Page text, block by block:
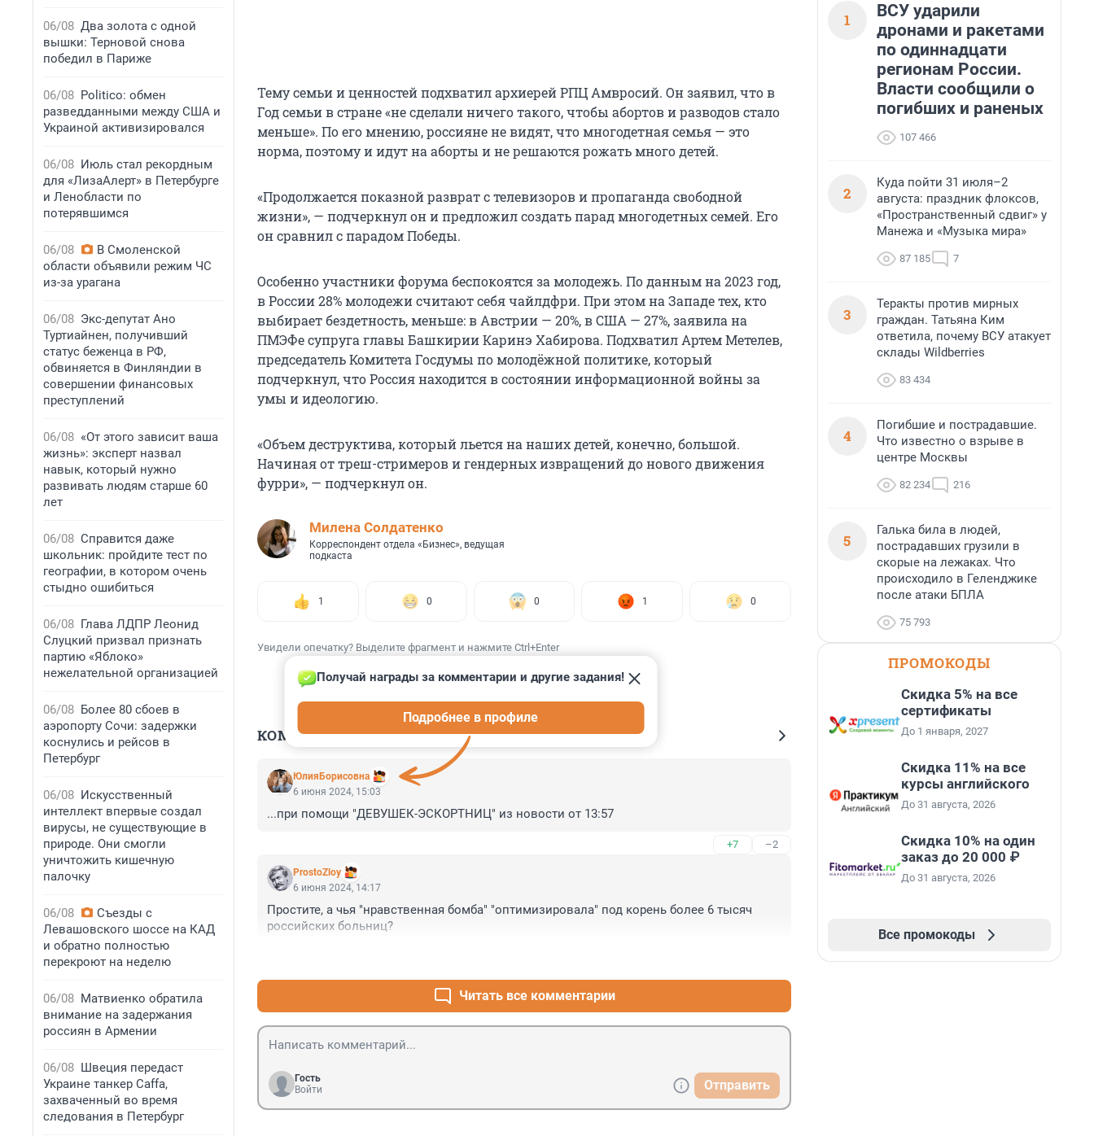
06/08 Два золота с одной
вышки: Терновой снова
победил в Париже
06/08 Politico: обмен
разведданными между США и
Украиной активизировался
06/08 Июль стал рекордным
для «ЛизаАлерт» в Петербурге
и Ленобласти по
потерявшимся
06/08
В Смоленской
области объявили режим ЧС
из-за урагана
06/08 Экс-депутат Ано
Туртиайнен, получивший
статус беженца в РФ,
обвиняется в Финляндии в
совершении финансовых
преступлений
06/08 «От этого зависит ваша
жизнь»: эксперт назвал
навык, который нужно
развивать людям старше 60
лет
06/08 Справится даже
школьник: пройдите тест по
географии, в котором очень
стыдно ошибиться
06/08 Глава ЛДПР Леонид
Слуцкий призвал признать
партию «Яблоко»
нежелательной организацией
06/08 Более 80 сбоев в
аэропорту Сочи: задержки
коснулись и рейсов в
Петербург
06/08 Искусственный
интеллект впервые создал
вирусы, не существующие в
природе. Они смогли
уничтожить кишечную
палочку
06/08
Съезды с
Левашовского шоссе на КАД
и обратно полностью
перекроют на неделю
06/08 Матвиенко обратила
внимание на задержания
россиян в Армении
06/08 Швеция передаст
Украине танкер Caffa,
захваченный во время
следования в Петербург
Тему семьи и ценностей подхватил архиерей РПЦ Амвросий. Он заявил, что в
Год семьи в стране «не сделали ничего такого, чтобы абортов и разводов стало
меньше». По его мнению, россияне не видят, что многодетная семья — это
норма, поэтому и идут на аборты и не решаются рожать много детей.
«Продолжается показной разврат с телевизоров и пропаганда свободной
жизни», — подчеркнул он и предложил создать парад многодетных семей. Его
он сравнил с парадом Победы.
Особенно участники форума беспокоятся за молодежь. По данным на 2023 год,
в России 28% молодежи считают себя чайлдфри. При этом на Западе тех, кто
выбирает бездетность, меньше: в Австрии — 20%, в США — 27%, заявила на
ПМЭФе супруга главы Башкирии Каринэ Хабирова. Подхватил Артем Метелев,
председатель Комитета Госдумы по молодёжной политике, который
подчеркнул, что Россия находится в состоянии информационной войны за
умы и идеологию.
«Объем деструктива, который льется на наших детей, конечно, большой.
Начиная от треш-стримеров и гендерных извращений до нового движения
фурри», — подчеркнул он.
Милена Солдатенко
Корреспондент отдела «Бизнес», ведущая
подкаста
1 0 0 1 0
Увидели опечатку? Выделите фрагмент и нажмите Ctrl+Enter
КОММЕНТАРИИ 59
ЮлияБорисовна
Получай награды за комментарии и другие задания!
Подробнее в профиле
6 июня 2024, 15:03
...при помощи "ДЕВУШЕК-ЭСКОРТНИЦ" из новости от 13:57
+7 –2
ProstoZloy
6 июня 2024, 14:17
Простите, а чья "нравственная бомба" "оптимизировала" под корень более 6 тысяч
российских больниц?
Читать все комментарии
Гость
Войти
Отправить
1
ВСУ ударили
дронами и ракетами
по одиннадцати
регионам России.
Власти сообщили о
погибших и раненых
107 466
2
Куда пойти 31 июля–2
августа: праздник флоксов,
«Пространственный сдвиг» у
Манежа и «Музыка мира»
87 185 7
3
Теракты против мирных
граждан. Татьяна Ким
ответила, почему ВСУ атакует
склады Wildberries
83 434
4
Погибшие и пострадавшие.
Что известно о взрыве в
центре Москвы
82 234 216
5
Галька била в людей,
пострадавших грузили в
скорые на лежаках. Что
происходило в Геленджике
после атаки БПЛА
75 793
ПРОМОКОДЫ
Скидка 5% на все
сертификаты
До 1 января, 2027
Скидка 11% на все
курсы английского
До 31 августа, 2026
Скидка 10% на один
заказ до 20 000 ₽
До 31 августа, 2026
Все промокоды